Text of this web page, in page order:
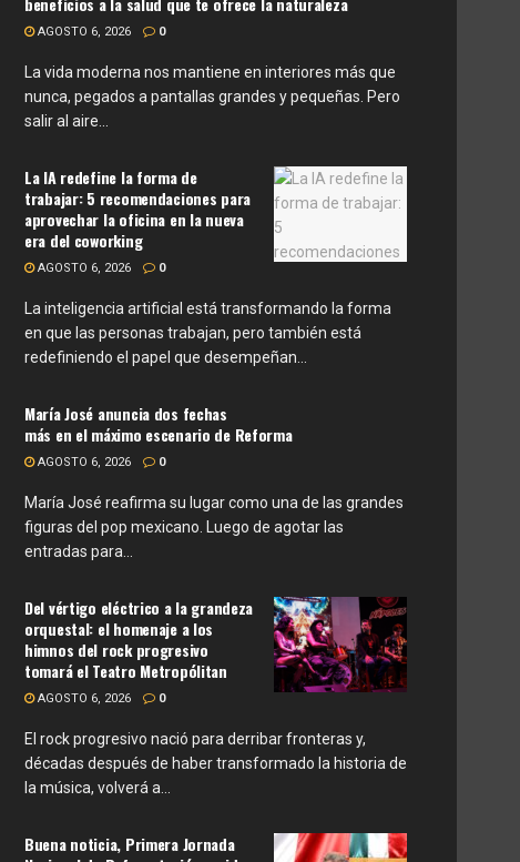
AGOSTO 6, 2026 0
La vida moderna nos mantiene en interiores más que
nunca, pegados a pantallas grandes y pequeñas. Pero
salir al aire...
La IA redefine la forma de
trabajar: 5 recomendaciones para
aprovechar la oficina en la nueva
era del coworking
AGOSTO 6, 2026 0
La inteligencia artificial está transformando la forma
en que las personas trabajan, pero también está
redefiniendo el papel que desempeñan...
María José anuncia dos fechas
más en el máximo escenario de Reforma
AGOSTO 6, 2026 0
María José reafirma su lugar como una de las grandes
figuras del pop mexicano. Luego de agotar las
entradas para...
Del vértigo eléctrico a la grandeza
orquestal: el homenaje a los
himnos del rock progresivo
tomará el Teatro Metropólitan
AGOSTO 6, 2026 0
El rock progresivo nació para derribar fronteras y,
décadas después de haber transformado la historia de
la música, volverá a...
Buena noticia, Primera Jornada